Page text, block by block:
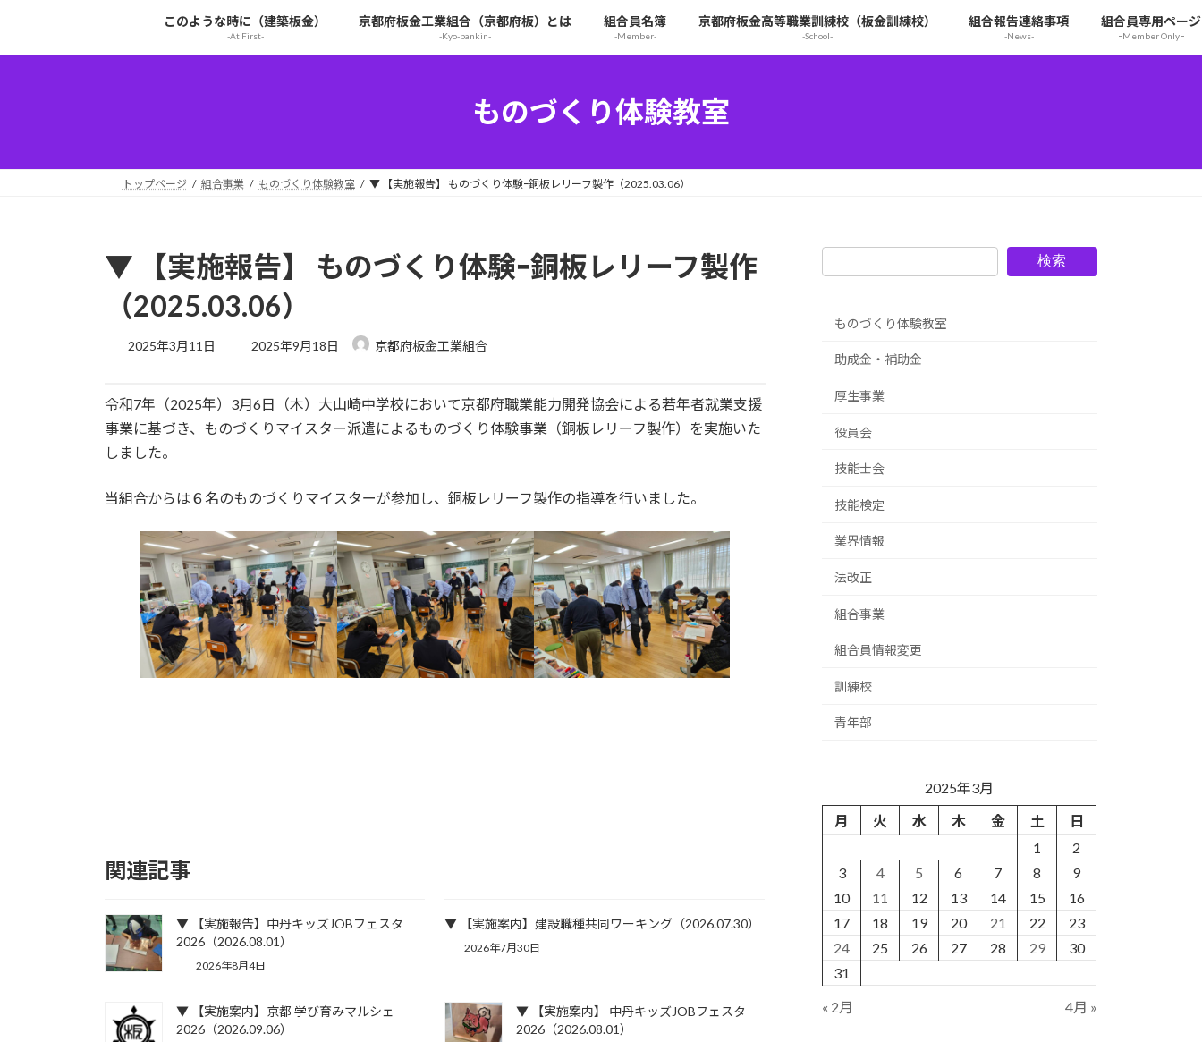
テ
ゲ
このような時に（建築板金）
-At First-
京都府板金工業組合（京都府板）とは
-Kyo-bankin-
組合員名簿
-Member-
京都府板金高等職業訓練校（板金訓練校）
-School-
組合報告連絡事項
-News-
組合員専用ページ
ｰMember Onlyｰ
ものづくり体験教室
トップページ 組合事業 ものづくり体験教室 ▼ 【実施報告】 ものづくり体験ｰ銅板レリーフ製作（2025.03.06）
▼ 【実施報告】 ものづくり体験ｰ銅板レリーフ製作
（2025.03.06）
2025年3月11日
最
日
時
2025年9月18日 京都府板金工業組合
令和7年（2025年）3月6日（木）大山崎中学校において京都府職業能力開発協会による若年者就業支援
事業に基づき、ものづくりマイスター派遣によるものづくり体験事業（銅板レリーフ製作）を実施いた
しました。
当組合からは６名のものづくりマイスターが参加し、銅板レリーフ製作の指導を行いました。
関連記事
▼ 【実施報告】中丹キッズJOBフェスタ
2026（2026.08.01）
2026年8月4日
▼ 【実施案内】建設職種共同ワーキング（2026.07.30）
2026年7月30日
▼ 【実施案内】京都 学び育みマルシェ
2026（2026.09.06）
▼ 【実施案内】 中丹キッズJOBフェスタ
2026（2026.08.01）
検索
ものづくり体験教室
助成金・補助金
厚生事業
役員会
技能士会
技能検定
業界情報
法改正
組合事業
組合員情報変更
訓練校
青年部
2025年3月
月
火 水 木 金 土
日
1
2
3
4 5 6 7 8
9
10
11 12 13 14 15
16
17
18 19 20 21 22
23
24
25 26 27 28 29
30
31
« 2月 4月 »